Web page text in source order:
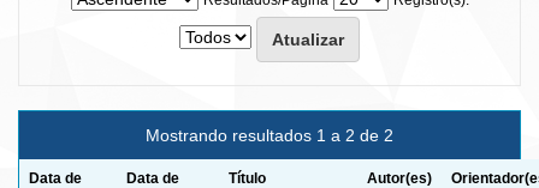
Mostrando resultados 1 a 2 de 2
Data de
Data de
Título Autor(es)